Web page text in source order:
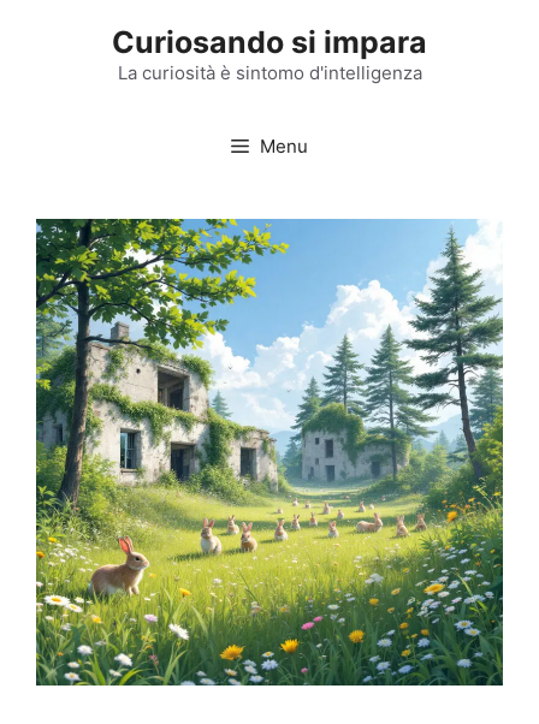
Curiosando si impara
La curiosità è sintomo d'intelligenza
Menu